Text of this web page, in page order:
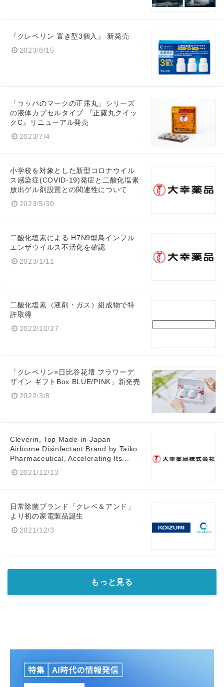
『クレベリン 置き型3個入』 新発売
2023/8/15
「ラッパのマークの正露丸」シリーズ
の液体カプセルタイプ 『正露丸クイッ
クC』リニューアル発売
2023/7/4
小学校を対象とした新型コロナウイル
ス感染症(COVID-19)発症と二酸化塩素
放出ゲル剤設置との関連性について
2023/5/30
二酸化塩素による H7N9型鳥インフル
エンザウイルス不活化を確認
2023/1/11
二酸化塩素（液剤・ガス）組成物で特
許取得
2022/10/27
「クレベリン×日比谷花壇 フラワーデ
ザイン ギフトBox BLUE/PINK」新発売
2022/3/8
Cleverin, Top Made-in-Japan
Airborne Disinfectant Brand by Taiko
Pharmaceutical, Accelerating Its...
2021/12/13
日常除菌ブランド「クレベ＆アンド」
より初の家電製品誕生
2021/12/3
もっと見る
Japanese
English